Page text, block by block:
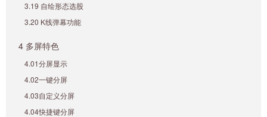
3.19 自绘形态选股
3.20 K线弹幕功能
4 多屏特色
4.01分屏显示
4.02一键分屏
4.03自定义分屏
4.04快捷键分屏